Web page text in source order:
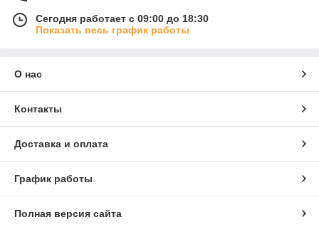
Сегодня работает с 09:00 до 18:30
Показать весь график работы
О нас
Контакты
Доставка и оплата
График работы
Полная версия сайта